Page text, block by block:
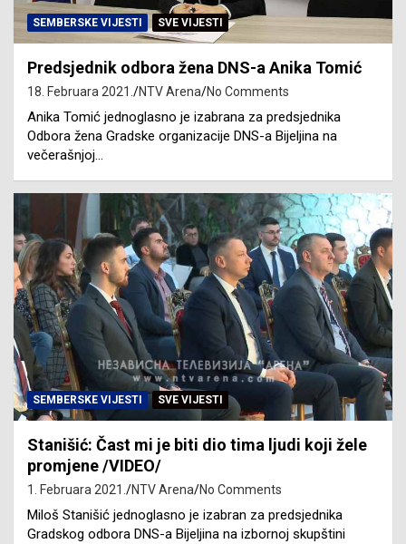
SEMBERSKE VIJESTI SVE VIJESTI
Predsjednik odbora žena DNS-a Anika Tomić
18. Februara 2021. NTV Arena No Comments
Anika Tomić jednoglasno je izabrana za predsjednika
Odbora žena Gradske organizacije DNS-a Bijeljina na
večerašnjoj…
SEMBERSKE VIJESTI SVE VIJESTI
Stanišić: Čast mi je biti dio tima ljudi koji žele
promjene /VIDEO/
1. Februara 2021. NTV Arena No Comments
Miloš Stanišić jednoglasno je izabran za predsjednika
Gradskog odbora DNS-a Bijeljina na izbornoj skupštini